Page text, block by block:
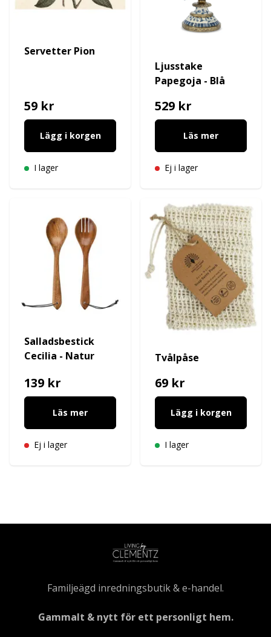
Servetter Pion
59 kr
Lägg i korgen
I lager
Ljusstake
Papegoja - Blå
529 kr
Läs mer
Ej i lager
Salladsbestick
Cecilia - Natur
139 kr
Läs mer
Ej i lager
Tvålpåse
69 kr
Lägg i korgen
I lager
Familjeägd inredningsbutik & e-handel.
Gammalt & nytt för ett personligt hem.